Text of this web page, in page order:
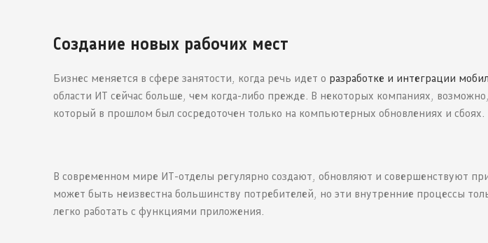
Создание новых рабочих мест
Бизнес меняется в сфере занятости, когда речь идет о разработке и интеграции
области ИТ сейчас больше, чем когда-либо прежде. В некоторых компаниях,
который в прошлом был сосредоточен только на компьютерных обновлениях и сбоях.
В современном мире ИТ-отделы регулярно создают, обновляют и совершенствуют
может быть неизвестна большинству потребителей, но эти внутренние процессы
легко работать с функциями приложения.